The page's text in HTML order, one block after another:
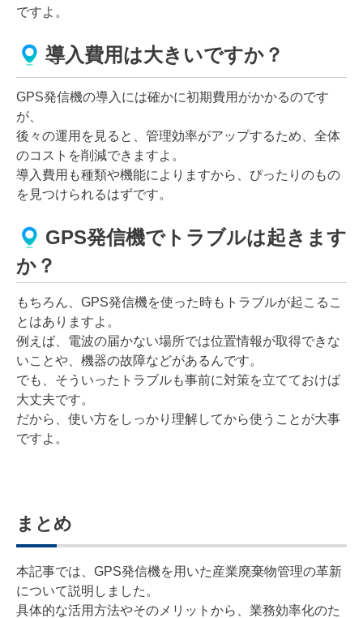
ですよ。
導入費用は大きいですか？
GPS発信機の導入には確かに初期費用がかかるのです
が、
後々の運用を見ると、管理効率がアップするため、全体
のコストを削減できますよ。
導入費用も種類や機能によりますから、ぴったりのもの
を見つけられるはずです。
GPS発信機でトラブルは起きます
か？
もちろん、GPS発信機を使った時もトラブルが起こるこ
とはありますよ。
例えば、電波の届かない場所では位置情報が取得できな
いことや、機器の故障などがあるんです。
でも、そういったトラブルも事前に対策を立てておけば
大丈夫です。
だから、使い方をしっかり理解してから使うことが大事
ですよ。
まとめ
本記事では、GPS発信機を用いた産業廃棄物管理の革新
について説明しました。
具体的な活用方法やそのメリットから、業務効率化のた